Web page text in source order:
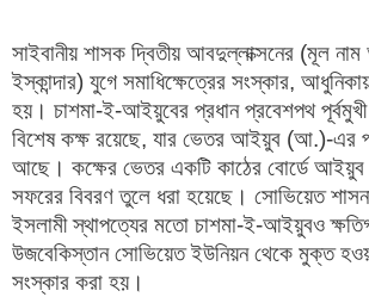
সাইবানীয় শাসক দ্বিতীয় আবদুল্লাক্সনের (মূল
ইস্কান্দার) যুগে সমাধিক্ষেত্রের সংস্কার,
হয়। চাশমা-ই-আইয়ুবের প্রধান প্রবেশপথ
বিশেষ কক্ষ রয়েছে, যার ভেতর আইয়ুব (আ.)-এর
আছে। কক্ষের ভেতর একটি কাঠের বোর্ডে
সফরের বিবরণ তুলে ধরা হয়েছে। সোভিয়েত
ইসলামী স্থাপত্যের মতো চাশমা-ই-আইয়ুবও
উজবেকিস্তান সোভিয়েত ইউনিয়ন থেকে মুক্ত
সংস্কার করা হয়।